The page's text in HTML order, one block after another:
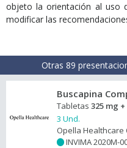
objeto la orientación al uso
modificar las
Otras 89
Buscapina
Tabletas 325 mg
3 Und.
Opella Healthcare
INVIMA 2020M-